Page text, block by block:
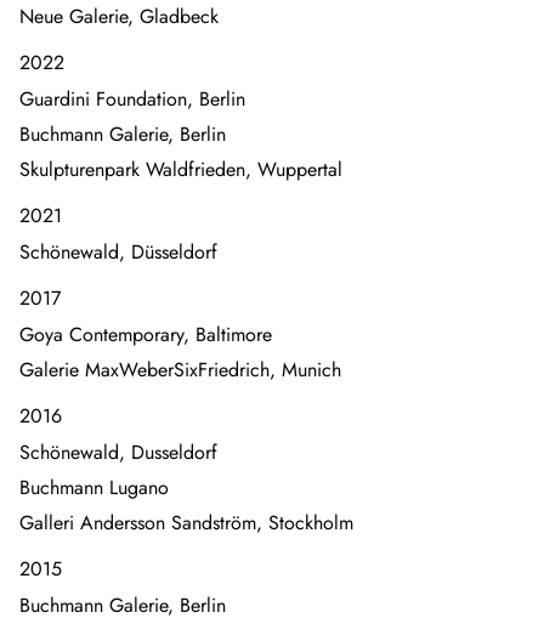
Neue Galerie, Gladbeck
2022
Guardini Foundation, Berlin
Buchmann Galerie, Berlin
Skulpturenpark Waldfrieden, Wuppertal
2021
Schönewald, Düsseldorf
2017
Goya Contemporary, Baltimore
Galerie MaxWeberSixFriedrich, Munich
2016
Schönewald, Dusseldorf
Buchmann Lugano
Galleri Andersson Sandström, Stockholm
2015
Buchmann Galerie, Berlin